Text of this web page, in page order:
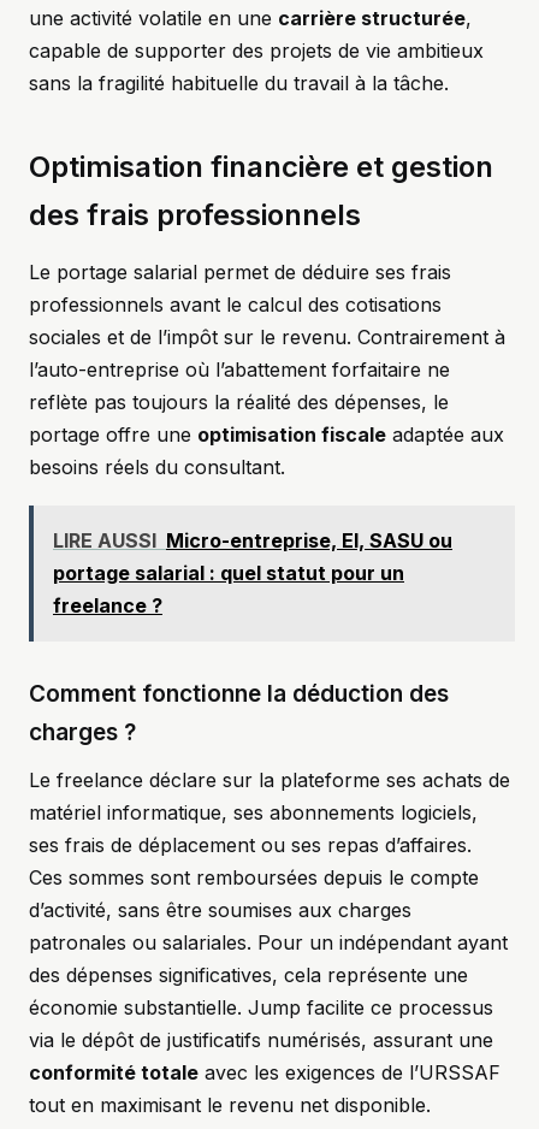
une activité volatile en une carrière structurée,
capable de supporter des projets de vie ambitieux
sans la fragilité habituelle du travail à la tâche.
Optimisation financière et gestion
des frais professionnels
Le portage salarial permet de déduire ses frais
professionnels avant le calcul des cotisations
sociales et de l’impôt sur le revenu. Contrairement à
l’auto-entreprise où l’abattement forfaitaire ne
reflète pas toujours la réalité des dépenses, le
portage offre une optimisation fiscale adaptée aux
besoins réels du consultant.
LIRE AUSSI Micro-entreprise, EI, SASU ou
portage salarial : quel statut pour un
freelance ?
Comment fonctionne la déduction des
charges ?
Le freelance déclare sur la plateforme ses achats de
matériel informatique, ses abonnements logiciels,
ses frais de déplacement ou ses repas d’affaires.
Ces sommes sont remboursées depuis le compte
d’activité, sans être soumises aux charges
patronales ou salariales. Pour un indépendant ayant
des dépenses significatives, cela représente une
économie substantielle. Jump facilite ce processus
via le dépôt de justificatifs numérisés, assurant une
conformité totale avec les exigences de l’URSSAF
tout en maximisant le revenu net disponible.